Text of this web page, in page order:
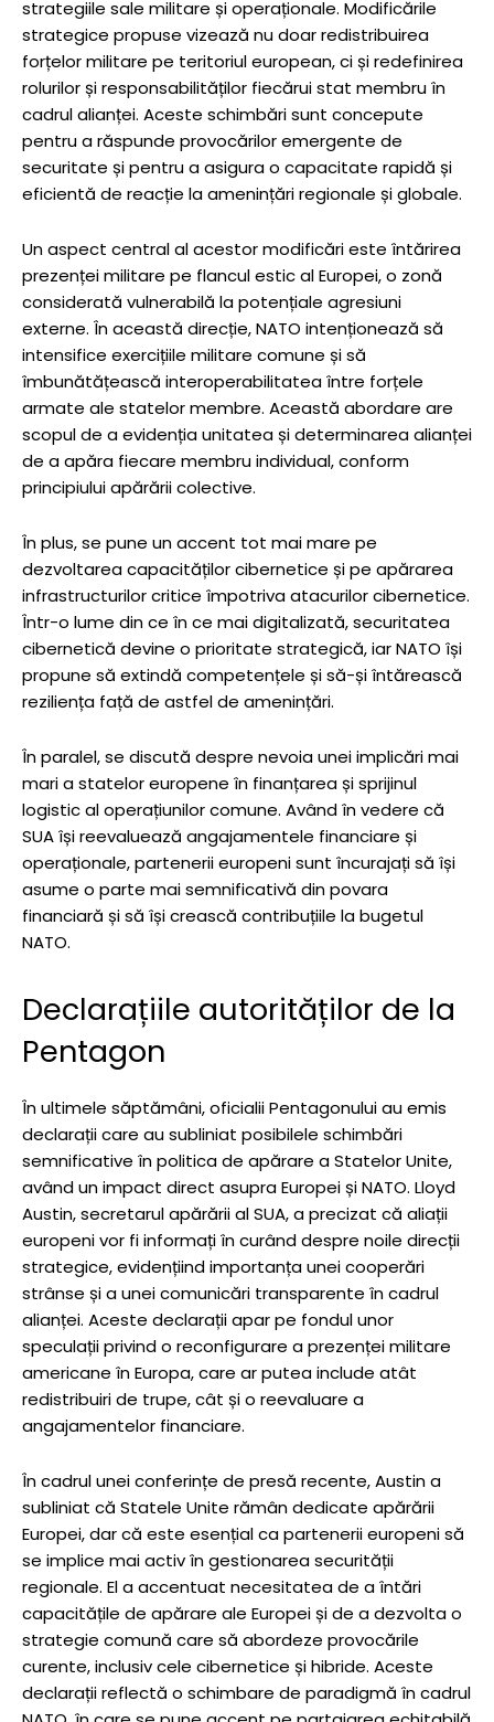
strategiile sale militare și operaționale. Modificările
strategice propuse vizează nu doar redistribuirea
forțelor militare pe teritoriul european, ci și redefinirea
rolurilor și responsabilităților fiecărui stat membru în
cadrul alianței. Aceste schimbări sunt concepute
pentru a răspunde provocărilor emergente de
securitate și pentru a asigura o capacitate rapidă și
eficientă de reacție la amenințări regionale și globale.
Un aspect central al acestor modificări este întărirea
prezenței militare pe flancul estic al Europei, o zonă
considerată vulnerabilă la potențiale agresiuni
externe. În această direcție, NATO intenționează să
intensifice exercițiile militare comune și să
îmbunătățească interoperabilitatea între forțele
armate ale statelor membre. Această abordare are
scopul de a evidenția unitatea și determinarea alianței
de a apăra fiecare membru individual, conform
principiului apărării colective.
În plus, se pune un accent tot mai mare pe
dezvoltarea capacităților cibernetice și pe apărarea
infrastructurilor critice împotriva atacurilor cibernetice.
Într-o lume din ce în ce mai digitalizată, securitatea
cibernetică devine o prioritate strategică, iar NATO își
propune să extindă competențele și să-și întărească
reziliența față de astfel de amenințări.
În paralel, se discută despre nevoia unei implicări mai
mari a statelor europene în finanțarea și sprijinul
logistic al operațiunilor comune. Având în vedere că
SUA își reevaluează angajamentele financiare și
operaționale, partenerii europeni sunt încurajați să își
asume o parte mai semnificativă din povara
financiară și să își crească contribuțiile la bugetul
NATO.
Declarațiile autorităților de la
Pentagon
În ultimele săptămâni, oficialii Pentagonului au emis
declarații care au subliniat posibilele schimbări
semnificative în politica de apărare a Statelor Unite,
având un impact direct asupra Europei și NATO. Lloyd
Austin, secretarul apărării al SUA, a precizat că aliații
europeni vor fi informați în curând despre noile direcții
strategice, evidențiind importanța unei cooperări
strânse și a unei comunicări transparente în cadrul
alianței. Aceste declarații apar pe fondul unor
speculații privind o reconfigurare a prezenței militare
americane în Europa, care ar putea include atât
redistribuiri de trupe, cât și o reevaluare a
angajamentelor financiare.
În cadrul unei conferințe de presă recente, Austin a
subliniat că Statele Unite rămân dedicate apărării
Europei, dar că este esențial ca partenerii europeni să
se implice mai activ în gestionarea securității
regionale. El a accentuat necesitatea de a întări
capacitățile de apărare ale Europei și de a dezvolta o
strategie comună care să abordeze provocările
curente, inclusiv cele cibernetice și hibride. Aceste
declarații reflectă o schimbare de paradigmă în cadrul